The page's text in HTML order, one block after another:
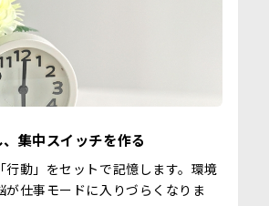
集中スイッチを作る
行動」をセットで記憶します。環境
が仕事モードに入りづらくなりま